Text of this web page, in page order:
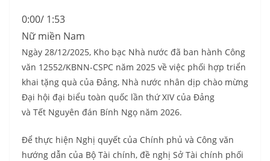
0:00/ 1:53
Nữ miền Nam
Ngày 28/12/2025, Kho bạc Nhà nước đã ban hành Công
văn 12552/KBNN-CSPC năm 2025 về việc phối hợp triển
khai tặng quà của Đảng, Nhà nước nhân dịp chào mừng
Đại hội đại biểu toàn quốc lần thứ XIV của Đảng
và Tết Nguyên đán Bính Ngọ năm 2026.
Để thực hiện Nghị quyết của Chính phủ và Công văn
hướng dẫn của Bộ Tài chính, đề nghị Sở Tài chính phối